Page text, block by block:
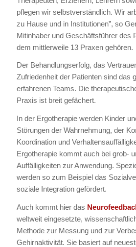
pflegen wir selbstverständlich. Wir
zu Hause und in Institutionen”, so
Mitinhaber und Geschäftsführer des
dem mittlerweile 13 Praxen gehören.
Der Behandlungserfolg, das
Zufriedenheit der Patienten sind das
erfahrenen Teams. Die
Praxis ist breit gefächert.
In der Ergotherapie werden Kinder
Störungen der Wahrnehmung, der
Koordination und
Ergotherapie kommt auch bei grob-
Auffälligkeiten zur Anwendung.
werden so zum Beispiel das
soziale Integration gefördert.
Auch kommt hier das
weltweit eingesetzte,
Methode zur Messung und zur
Gehirnaktivität. Sie basiert auf